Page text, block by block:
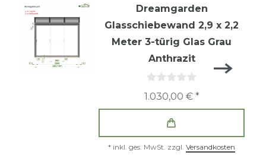
Dreamgarden
Glasschiebewand 2,9 x 2,2
Meter 3-türig Glas Grau
Anthrazit
1.030,00 € *
* inkl. ges. MwSt. zzgl. Versandkosten